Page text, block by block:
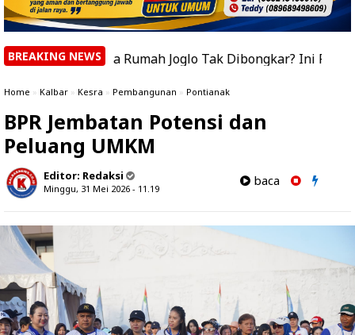
BREAKING NEWS
Rumah Joglo Tak Dibongkar? Ini Penjelasan Bupati
Home » Kalbar » Kesra » Pembangunan » Pontianak
BPR Jembatan Potensi dan
Peluang UMKM
Editor: Redaksi
Minggu, 31 Mei 2026 - 11.19
baca